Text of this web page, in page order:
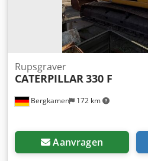
Bergkamen 172 km
Rupsgraver
CATERPILLAR330 F
Aanvragen